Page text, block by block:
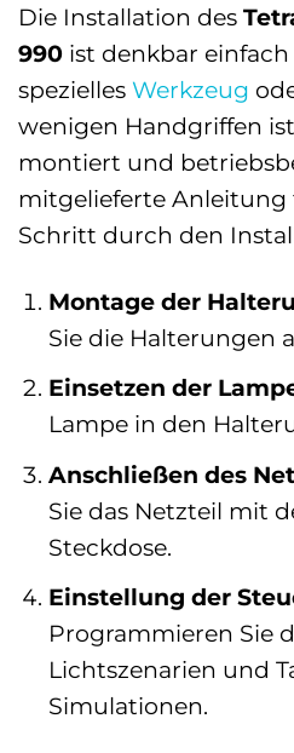
Die Installation des
990 ist denkbar
spezielles Werkzeug
wenigen Handgriffen
montiert und
mitgelieferte
Schritt durch den
Montage der
Sie die Halterungen
Einsetzen der
Lampe in den
Anschließen des
Sie das Netzteil mit
Steckdose.
Einstellung der
Programmieren Sie
Lichtszenarien und
Simulationen.